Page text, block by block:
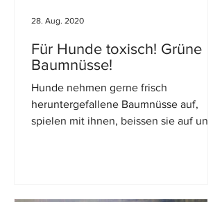
Für Hunde toxisch! Grüne
Baumnüsse!
Hunde nehmen gerne frisch
heruntergefallene Baumnüsse auf,
spielen mit ihnen, beissen sie auf und
28. Aug. 2020